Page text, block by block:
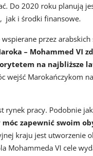
Do 2020 roku planują
jak i środki finansowe.
przez
– Mohammed VI
na najbliższe
wejść Marokańczykom
rynek pracy. Podobnie
zapewnić swoim
kraju jest utworzenie
Mohammeda VI cele